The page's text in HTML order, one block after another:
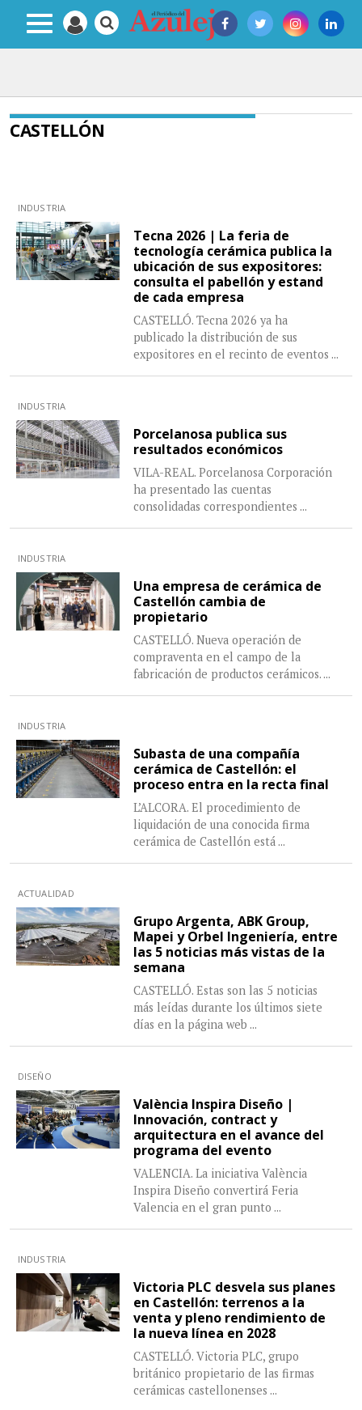
CASTELLÓN
INDUSTRIA
Tecna 2026 | La feria de
tecnología cerámica publica la
ubicación de sus expositores:
consulta el pabellón y estand
de cada empresa
CASTELLÓ. Tecna 2026 ya ha
publicado la distribución de sus
expositores en el recinto de eventos ...
INDUSTRIA
Porcelanosa publica sus
resultados económicos
VILA-REAL. Porcelanosa Corporación
ha presentado las cuentas
consolidadas correspondientes ...
INDUSTRIA
Una empresa de cerámica de
Castellón cambia de
propietario
CASTELLÓ. Nueva operación de
compraventa en el campo de la
fabricación de productos cerámicos. ...
INDUSTRIA
Subasta de una compañía
cerámica de Castellón: el
proceso entra en la recta final
L’ALCORA. El procedimiento de
liquidación de una conocida firma
cerámica de Castellón está ...
ACTUALIDAD
Grupo Argenta, ABK Group,
Mapei y Orbel Ingeniería, entre
las 5 noticias más vistas de la
semana
CASTELLÓ. Estas son las 5 noticias
más leídas durante los últimos siete
días en la página web ...
DISEÑO
València Inspira Diseño |
Innovación, contract y
arquitectura en el avance del
programa del evento
VALENCIA. La iniciativa València
Inspira Diseño convertirá Feria
Valencia en el gran punto ...
INDUSTRIA
Victoria PLC desvela sus planes
en Castellón: terrenos a la
venta y pleno rendimiento de
la nueva línea en 2028
CASTELLÓ. Victoria PLC, grupo
británico propietario de las firmas
cerámicas castellonenses ...